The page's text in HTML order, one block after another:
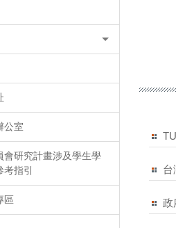
公室
會研究計畫涉及學生學
指引
區
台
政